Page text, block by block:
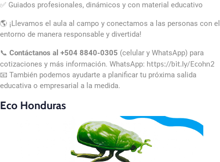
✅ Guiados profesionales, dinámicos y con material educativo
🌎 ¡Llevamos el aula al campo y conectamos a las personas con el
entorno de manera responsable y divertida!
📞 Contáctanos al +504 8840-0305 (celular y WhatsApp) para
cotizaciones y más información. WhatsApp: https://bit.ly/Ecohn2
📧 También podemos ayudarte a planificar tu próxima salida
educativa o empresarial a la medida.
Eco Honduras